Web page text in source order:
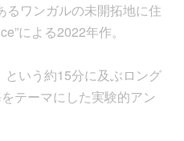
るワンガルの未開拓地に住
による2022年作。
いう約15分に及ぶロング
テーマにした実験的アン